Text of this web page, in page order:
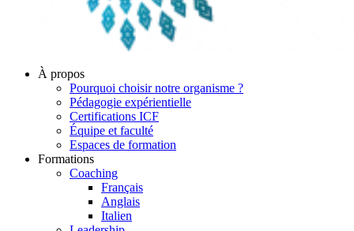
À propos
Pourquoi choisir notre organisme ?
Pédagogie expérientielle
Certifications ICF
Équipe et faculté
Espaces de formation
Formations
Coaching
Français
Anglais
Italien